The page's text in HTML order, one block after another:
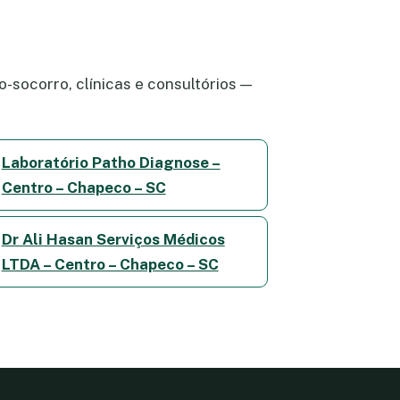
socorro, clínicas e consultórios —
Laboratório Patho Diagnose –
Centro – Chapeco – SC
Dr Ali Hasan Serviços Médicos
LTDA – Centro – Chapeco – SC